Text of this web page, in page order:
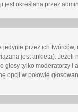
jest określana przez
przez ich
jest ankieta).
głosy tylko
opcji w połowie